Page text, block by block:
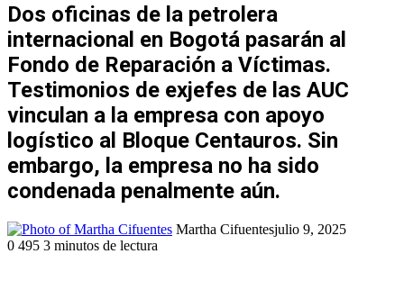
Dos oficinas de la petrolera
internacional en Bogotá pasarán al
Fondo de Reparación a Víctimas.
Testimonios de exjefes de las AUC
vinculan a la empresa con apoyo
logístico al Bloque Centauros. Sin
embargo, la empresa no ha sido
condenada penalmente aún.
Martha Cifuentesjulio 9, 2025
0 495 3 minutos de lectura